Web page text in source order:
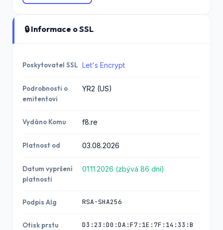
🔒 Informace o SSL
Poskytovatel SSL Let's Encrypt
Podrobnosti o
emitentovi
YR2 (US)
Vydáno Komu f8.re
Platnost od 03.08.2026
Datum vypršení
platnosti
01.11.2026 (zbývá 86 dní)
Podpis Alg RSA-SHA256
Otisk prstu
D3:23:D0:DA:F7:1E:7F:14:33:B